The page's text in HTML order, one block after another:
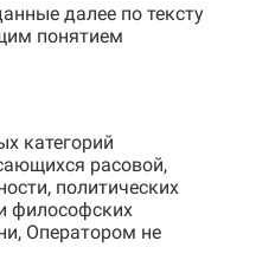
далее по тексту
понятием
категорий
расовой,
политических
философских
Оператором не